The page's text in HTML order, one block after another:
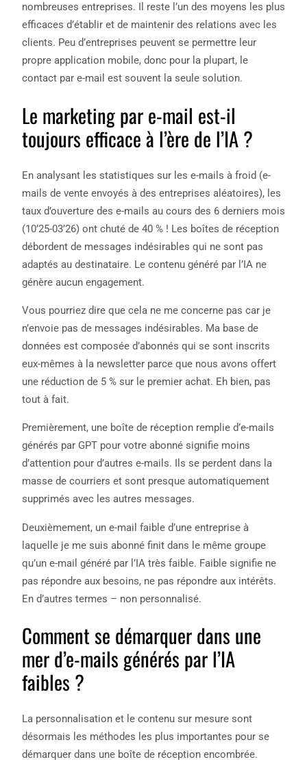
nombreuses entreprises. Il reste l’un des moyens les plus
efficaces d’établir et de maintenir des relations avec les
clients. Peu d’entreprises peuvent se permettre leur
propre application mobile, donc pour la plupart, le
contact par e-mail est souvent la seule solution.
Le marketing par e-mail est-il
toujours efficace à l’ère de l’IA ?
En analysant les statistiques sur les e-mails à froid (e-
mails de vente envoyés à des entreprises aléatoires), les
taux d’ouverture des e-mails au cours des 6 derniers mois
(10’25-03’26) ont chuté de 40 % ! Les boîtes de réception
débordent de messages indésirables qui ne sont pas
adaptés au destinataire. Le contenu généré par l’IA ne
génère aucun engagement.
Vous pourriez dire que cela ne me concerne pas car je
n’envoie pas de messages indésirables. Ma base de
données est composée d’abonnés qui se sont inscrits
eux-mêmes à la newsletter parce que nous avons offert
une réduction de 5 % sur le premier achat. Eh bien, pas
tout à fait.
Premièrement, une boîte de réception remplie d’e-mails
générés par GPT pour votre abonné signifie moins
d’attention pour d’autres e-mails. Ils se perdent dans la
masse de courriers et sont presque automatiquement
supprimés avec les autres messages.
Deuxièmement, un e-mail faible d’une entreprise à
laquelle je me suis abonné finit dans le même groupe
qu’un e-mail généré par l’IA très faible. Faible signifie ne
pas répondre aux besoins, ne pas répondre aux intérêts.
En d’autres termes – non personnalisé.
Comment se démarquer dans une
mer d’e-mails générés par l’IA
faibles ?
La personnalisation et le contenu sur mesure sont
désormais les méthodes les plus importantes pour se
démarquer dans une boîte de réception encombrée.